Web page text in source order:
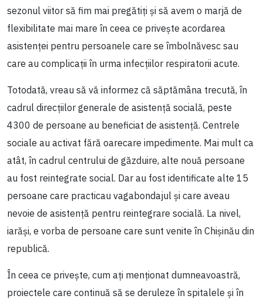
sezonul viitor să fim mai pregătiți și să avem o marjă de
flexibilitate mai mare în ceea ce privește acordarea
asistenței pentru persoanele care se îmbolnăvesc sau
care au complicații în urma infecțiilor respiratorii acute.
Totodată, vreau să vă informez că săptămâna trecută, în
cadrul direcțiilor generale de asistență socială, peste
4300 de persoane au beneficiat de asistență. Centrele
sociale au activat fără oarecare impedimente. Mai mult ca
atât, în cadrul centrului de găzduire, alte nouă persoane
au fost reintegrate social. Dar au fost identificate alte 15
persoane care practicau vagabondajul și care aveau
nevoie de asistență pentru reintegrare socială. La nivel,
iarăși, e vorba de persoane care sunt venite în Chișinău din
republică.
În ceea ce privește, cum ați menționat dumneavoastră,
proiectele care continuă să se deruleze în spitalele și în